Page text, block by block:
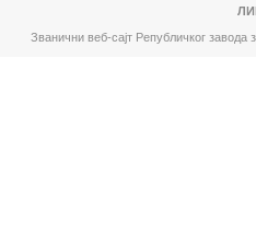
Званични веб-сајт Републичког